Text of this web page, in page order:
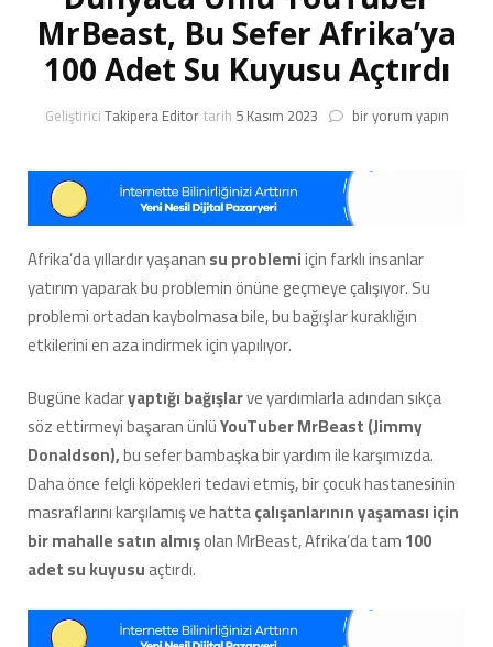
MrBeast, Bu Sefer Afrika’ya
100 Adet Su Kuyusu Açtırdı
GeliştiriciTakipera Editortarih 5 Kasım 2023 Yaptığı
Dünyaca
Ünlü
YouTuber
MrBeast,
Bu
Sefer
Afrika’ya
Kuyusu
Açtırdı
için
bir yorum yapın
Afrika’da yıllardır yaşanansu problemiiçin farklı insanlar
yatırım yaparak bu problemin önüne geçmeye çalışıyor. Su
problemi ortadan kaybolmasa bile, bu bağışlar kuraklığın
etkilerini en aza indirmek için yapılıyor.
Bugüne kadaryaptığı bağışlarve yardımlarla adından sıkça
söz ettirmeyi başaran ünlüYouTuber MrBeast (Jimmy
Donaldson),bu sefer bambaşka bir yardım ile karşımızda.
Daha önce felçli köpekleri tedavi etmiş, bir çocuk hastanesinin
masraflarını karşılamış ve hattaçalışanlarının yaşaması için
bir mahalle satın almışolan MrBeast, Afrika’da tam100
adet su kuyusuaçtırdı.